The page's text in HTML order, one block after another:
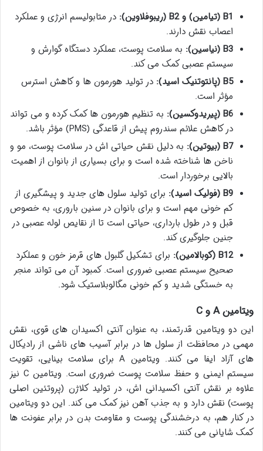
B1 (تیامین) و B2 (ریبوفلاوین):
در متابولیسم انرژی و عملکرد
اعصاب نقش دارند.
B3 (نیاسین):
به سلامت پوست، عملکرد دستگاه گوارش و
سیستم عصبی کمک می کند.
B5 (پانتوتنیک اسید):
در تولید هورمون ها و کاهش استرس
مؤثر است.
B6 (پیریدوکسین):
به تنظیم هورمون ها کمک کرده و می تواند
در کاهش علائم سندروم پیش از قاعدگی (PMS) مؤثر باشد.
B7 (بیوتین):
به دلیل نقش حیاتی اش در سلامت پوست، مو و
ناخن ها شناخته شده است و برای بسیاری از بانوان از اهمیت
بالایی برخوردار است.
B9 (فولیک اسید):
برای تولید سلول های جدید و پیشگیری از
کم خونی مهم است و برای بانوان در سنین باروری، به خصوص
قبل و در طول بارداری، حیاتی است تا از نقایص لوله عصبی در
جنین جلوگیری کند.
B12 (کوبالامین):
برای تشکیل گلبول های قرمز خون و عملکرد
صحیح سیستم عصبی ضروری است. کمبود آن می تواند منجر
به خستگی شدید و کم خونی مگالوبلاستیک شود.
ویتامین A و C
این دو ویتامین قدرتمند، به عنوان آنتی اکسیدان های قوی، نقش
مهمی در محافظت از سلول ها در برابر آسیب های ناشی از رادیکال
های آزاد ایفا می کنند. ویتامین A برای سلامت بینایی، تقویت
سیستم ایمنی و حفظ سلامت پوست ضروری است. ویتامین C نیز
علاوه بر نقش آنتی اکسیدانی اش، در تولید کلاژن (پروتئین اصلی
پوست) نقش دارد و به جذب آهن نیز کمک می کند. این دو ویتامین
در کنار هم، به درخشندگی پوست و مقاومت بدن در برابر عفونت ها
کمک شایانی می کنند.